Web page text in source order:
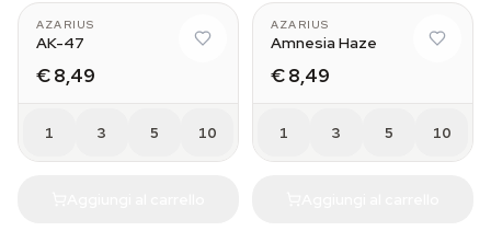
AZARIUS
AK-47
€ 8,49
1 3 5 10
AZARIUS
Amnesia Haze
€ 8,49
1 3 5 10